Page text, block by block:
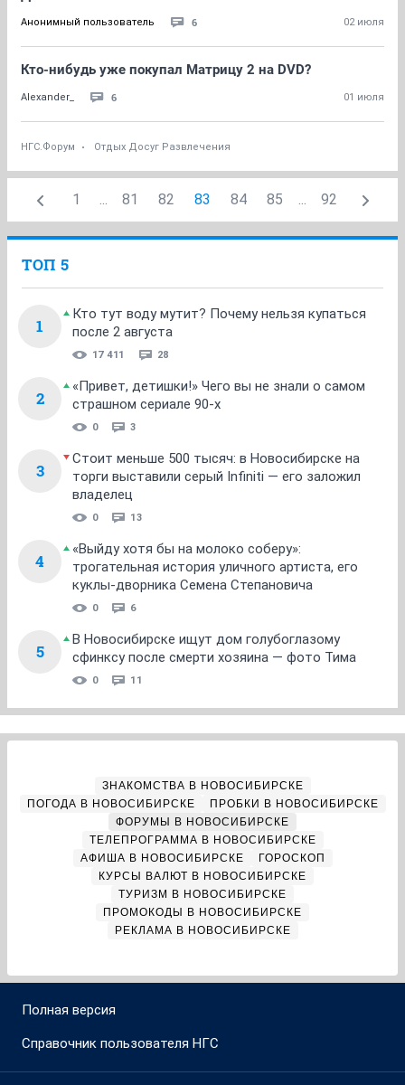
Анонимный пользователь 6 02 июля
Кто-нибудь уже покупал Матрицу 2 на DVD?
Alexander_ 6 01 июля
НГС.Форум Отдых Досуг Развлечения
1 ... 81 82 83 84 85 ... 92
ТОП 5
1
Кто тут воду мутит? Почему нельзя купаться
после 2 августа
17 411 28
2
«Привет, детишки!» Чего вы не знали о самом
страшном сериале 90-х
0 3
3
Стоит меньше 500 тысяч: в Новосибирске на
торги выставили серый Infiniti — его заложил
владелец
0 13
4
«Выйду хотя бы на молоко соберу»:
трогательная история уличного артиста, его
куклы-дворника Семена Степановича
0 6
5
В Новосибирске ищут дом голубоглазому
сфинксу после смерти хозяина — фото Тима
0 11
ЗНАКОМСТВА В НОВОСИБИРСКЕ
ПОГОДА В НОВОСИБИРСКЕ
ПРОБКИ В НОВОСИБИРСКЕ
ФОРУМЫ В НОВОСИБИРСКЕ
ТЕЛЕПРОГРАММА В НОВОСИБИРСКЕ
АФИША В НОВОСИБИРСКЕ
ГОРОСКОП
КУРСЫ ВАЛЮТ В НОВОСИБИРСКЕ
ТУРИЗМ В НОВОСИБИРСКЕ
ПРОМОКОДЫ В НОВОСИБИРСКЕ
РЕКЛАМА В НОВОСИБИРСКЕ
Полная версия
Справочник пользователя НГС